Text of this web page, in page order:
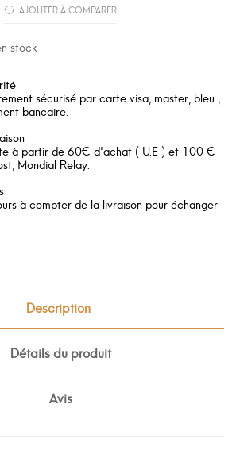
AJOUTER À COMPARER
stock
sécurisé par carte visa, master, bleu ,
bancaire.
à partir de 60€ d'achat ( U.E ) et 100 €
Mondial Relay.
à compter de la livraison pour échanger
Description
Détails du produit
Avis